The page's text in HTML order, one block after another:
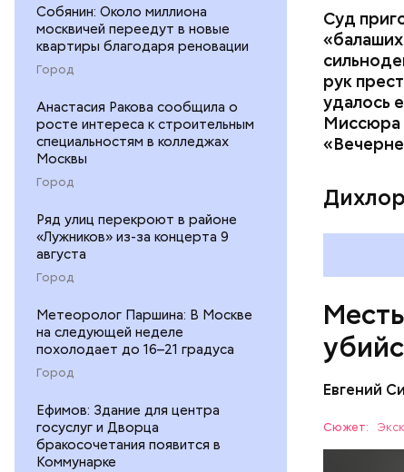
Собянин: Около миллиона
москвичей переедут в новые
квартиры благодаря реновации
Город
Анастасия Ракова сообщила о
росте интереса к строительным
специальностям в колледжах
Москвы
Город
Ряд улиц перекроют в районе
«Лужников» из-за концерта 9
августа
Город
Метеоролог Паршина: В Москве
на следующей неделе
похолодает до 16–21 градуса
Город
Ефимов: Здание для центра
госуслуг и Дворца
бракосочетания появится в
Коммунарке
Суд
рук
удалось
Миссюра
Евгений
Сюжет:
По